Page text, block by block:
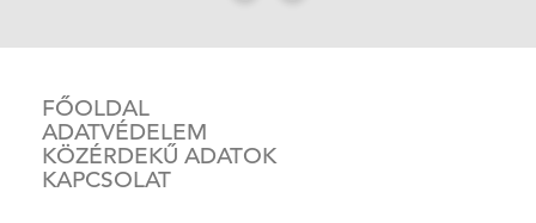
FŐOLDAL
ADATVÉDELEM
KÖZÉRDEKŰ ADATOK
KAPCSOLAT